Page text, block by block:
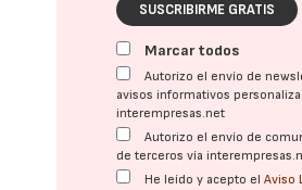
SUSCRIBIRME GRATIS
Marcar todos
Autorizo el envío de
avisos informativos
interempresas.net
Autorizo el envío de
de terceros vía
He leído y acepto elAviso